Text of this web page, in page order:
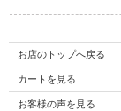
お店のトップへ戻る
カートを見る
お客様の声を見る